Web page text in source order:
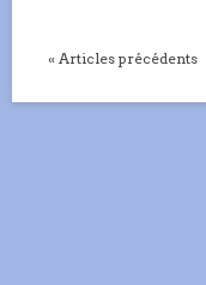
« Articles précédents